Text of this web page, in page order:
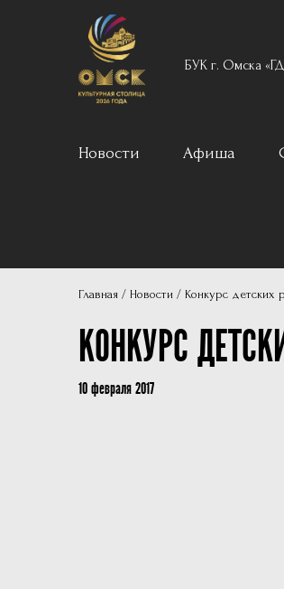
БУК г. Омска
Новости Афиша
Главная Новости Конкурс детских
КОНКУРС
10 февраля 2017